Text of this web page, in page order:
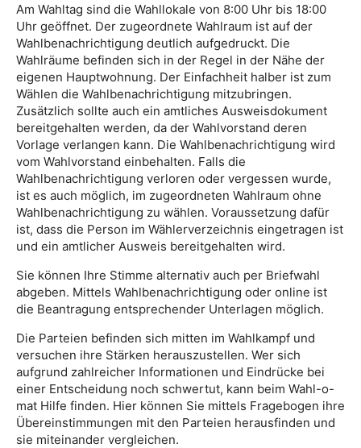
Am Wahltag sind die Wahllokale von 8:00 Uhr bis 18:00
Uhr geöffnet. Der zugeordnete Wahlraum ist auf der
Wahlbenachrichtigung deutlich aufgedruckt. Die
Wahlräume befinden sich in der Regel in der Nähe der
eigenen Hauptwohnung. Der Einfachheit halber ist zum
Wählen die Wahlbenachrichtigung mitzubringen.
Zusätzlich sollte auch ein amtliches Ausweisdokument
bereitgehalten werden, da der Wahlvorstand deren
Vorlage verlangen kann. Die Wahlbenachrichtigung wird
vom Wahlvorstand einbehalten. Falls die
Wahlbenachrichtigung verloren oder vergessen wurde,
ist es auch möglich, im zugeordneten Wahlraum ohne
Wahlbenachrichtigung zu wählen. Voraussetzung dafür
ist, dass die Person im Wählerverzeichnis eingetragen ist
und ein amtlicher Ausweis bereitgehalten wird.
Sie können Ihre Stimme alternativ auch per Briefwahl
abgeben. Mittels Wahlbenachrichtigung oder online ist
die Beantragung entsprechender Unterlagen möglich.
Die Parteien befinden sich mitten im Wahlkampf und
versuchen ihre Stärken herauszustellen. Wer sich
aufgrund zahlreicher Informationen und Eindrücke bei
einer Entscheidung noch schwertut, kann beim Wahl-o-
mat Hilfe finden. Hier können Sie mittels Fragebogen ihre
Übereinstimmungen mit den Parteien herausfinden und
sie miteinander vergleichen.